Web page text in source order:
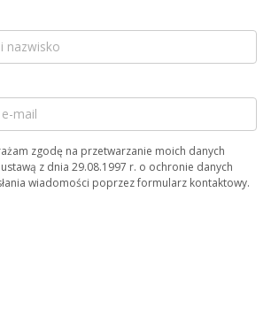
zgodę na przetwarzanie moich danych
z dnia 29.08.1997 r. o ochronie danych
wiadomości poprzez formularz kontaktowy.